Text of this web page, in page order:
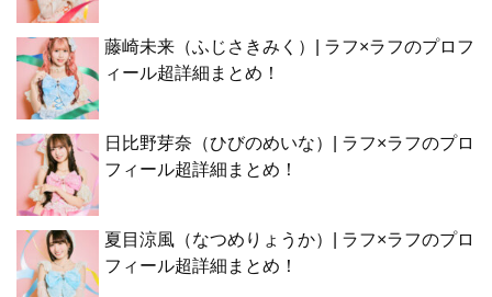
藤崎未来（ふじさきみく）| ラフ×ラフのプロフ
ィール超詳細まとめ！
日比野芽奈（ひびのめいな）| ラフ×ラフのプロ
フィール超詳細まとめ！
夏目涼風（なつめりょうか）| ラフ×ラフのプロ
フィール超詳細まとめ！